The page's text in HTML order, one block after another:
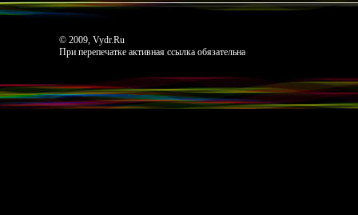
© 2009, Vydr.Ru
При перепечатке активная ссылка обязательна